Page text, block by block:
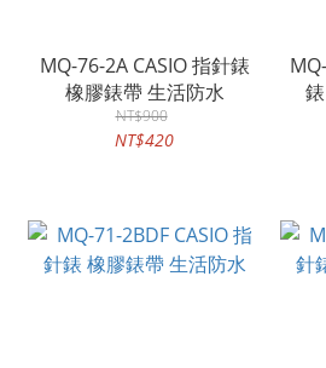
MQ-76-2A CASIO 指針錶
橡膠錶帶 生活防水
NT$900
NT$420